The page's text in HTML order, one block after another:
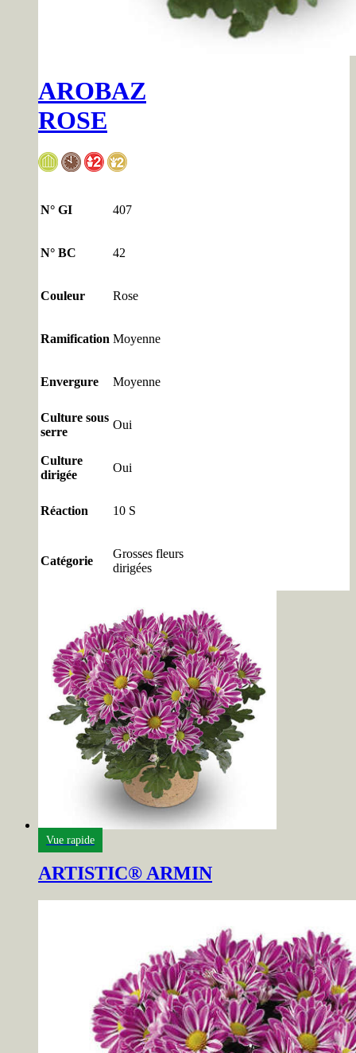
AROBAZ
ROSE
N° GI 407
N° BC 42
Couleur Rose
Ramification Moyenne
Envergure Moyenne
Culture sous
serre
Oui
Culture
dirigée
Oui
Réaction 10 S
Catégorie
Grosses fleurs
dirigées
Vue rapide
ARTISTIC® ARMIN